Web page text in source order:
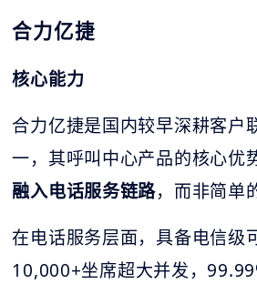
合力亿捷
核心能力
合力亿捷是国内较早深耕客户
一，其呼叫中心产品的核心优
融入电话服务链路，而非简单
在电话服务层面，具备电信级
10,000+坐席超大并发，